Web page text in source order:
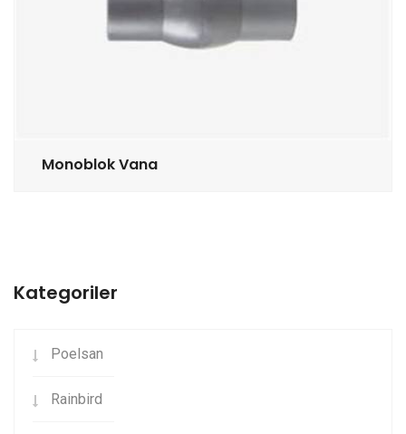
Monoblok Vana
Kategoriler
Poelsan
Rainbird